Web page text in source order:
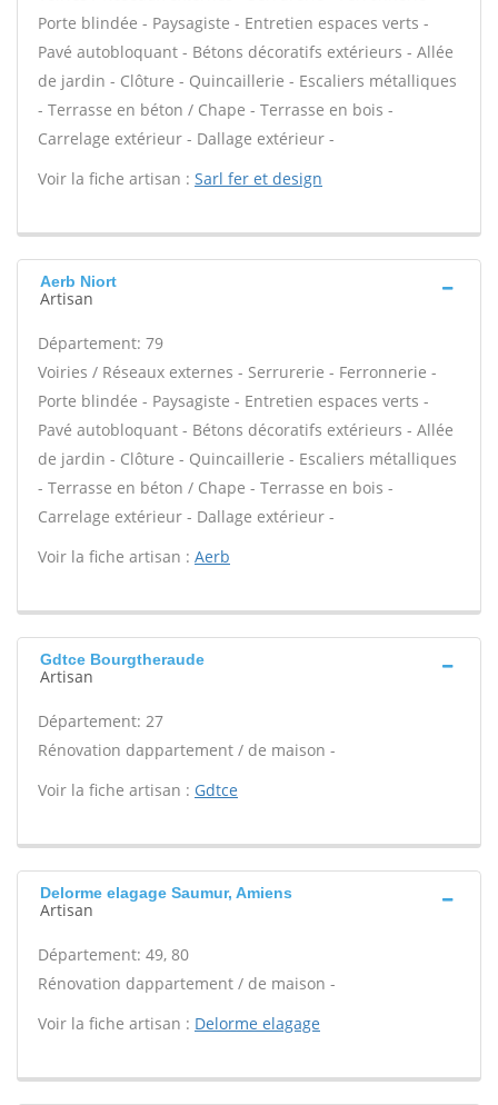
Porte blindée - Paysagiste - Entretien espaces verts -
Pavé autobloquant - Bétons décoratifs extérieurs - Allée
de jardin - Clôture - Quincaillerie - Escaliers métalliques
- Terrasse en béton / Chape - Terrasse en bois -
Carrelage extérieur - Dallage extérieur -
Voir la fiche artisan : Sarl fer et design
Aerb Niort
Artisan
Département: 79
Voiries / Réseaux externes - Serrurerie - Ferronnerie -
Porte blindée - Paysagiste - Entretien espaces verts -
Pavé autobloquant - Bétons décoratifs extérieurs - Allée
de jardin - Clôture - Quincaillerie - Escaliers métalliques
- Terrasse en béton / Chape - Terrasse en bois -
Carrelage extérieur - Dallage extérieur -
Voir la fiche artisan : Aerb
Gdtce Bourgtheraude
Artisan
Département: 27
Rénovation dappartement / de maison -
Voir la fiche artisan : Gdtce
Delorme elagage Saumur, Amiens
Artisan
Département: 49, 80
Rénovation dappartement / de maison -
Voir la fiche artisan : Delorme elagage